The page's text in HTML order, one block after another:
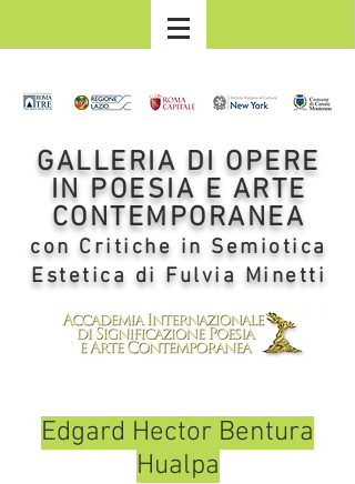
GALLERIA DI OPERE
IN POESIA E ARTE
CONTEMPORANEA
con Critiche in Semiotica
Estetica di Fulvia Minetti
Edgard Hector Bentura
Hualpa